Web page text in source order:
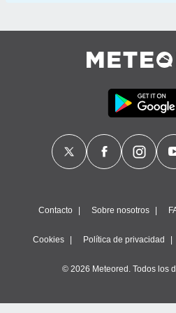
Contacto Sobre nosotros
Cookies Política de privacidad
© 2026 Meteored. Todos los